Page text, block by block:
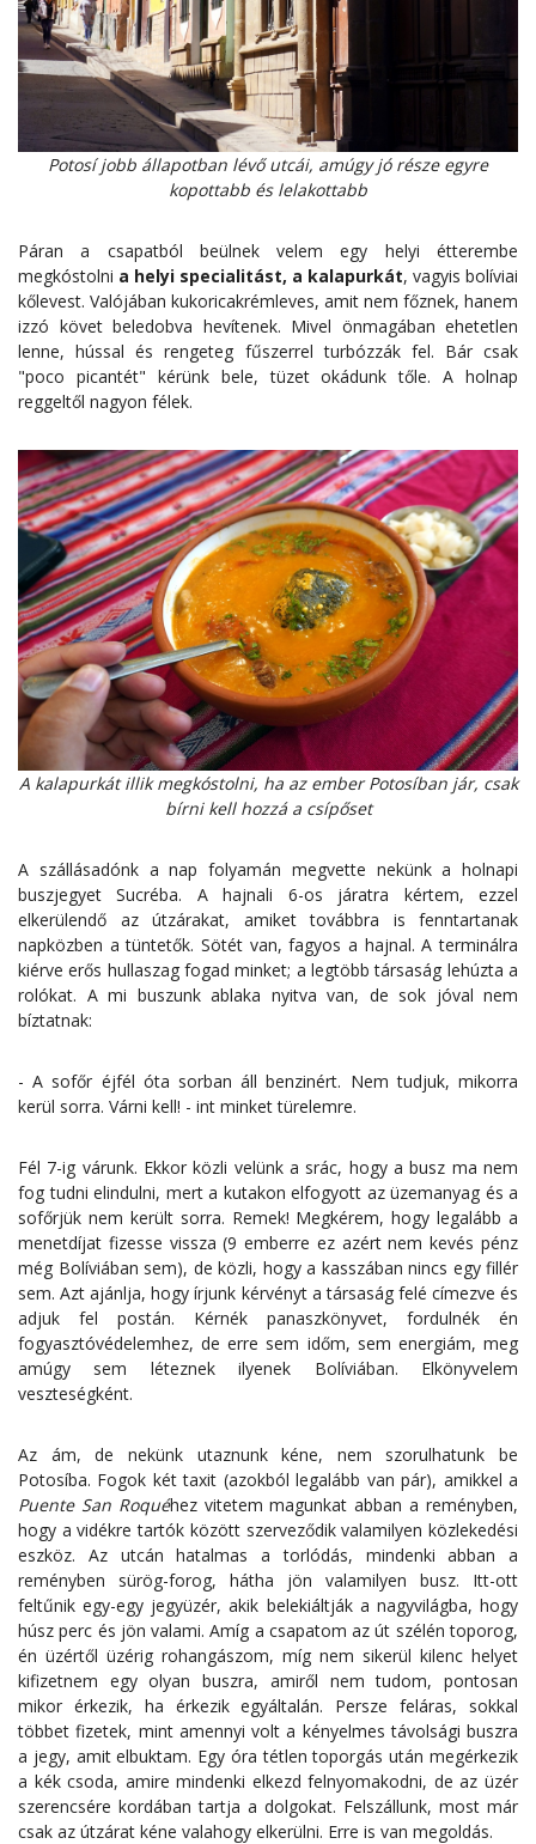
Potosí jobb állapotban lévő utcái, amúgy jó része egyre
kopottabb és lelakottabb
Páran a csapatból beülnek velem egy helyi étterembe
megkóstolni a helyi specialitást, a kalapurkát, vagyis bolíviai
kőlevest. Valójában kukoricakrémleves, amit nem főznek, hanem
izzó követ beledobva hevítenek. Mivel önmagában ehetetlen
lenne, hússal és rengeteg fűszerrel turbózzák fel. Bár csak
"poco picantét" kérünk bele, tüzet okádunk tőle. A holnap
reggeltől nagyon félek.
A kalapurkát illik megkóstolni, ha az ember Potosíban jár, csak
bírni kell hozzá a csípőset
A szállásadónk a nap folyamán megvette nekünk a holnapi
buszjegyet Sucréba. A hajnali 6-os járatra kértem, ezzel
elkerülendő az útzárakat, amiket továbbra is fenntartanak
napközben a tüntetők. Sötét van, fagyos a hajnal. A terminálra
kiérve erős hullaszag fogad minket; a legtöbb társaság lehúzta a
rolókat. A mi buszunk ablaka nyitva van, de sok jóval nem
bíztatnak:
- A sofőr éjfél óta sorban áll benzinért. Nem tudjuk, mikorra
kerül sorra. Várni kell! - int minket türelemre.
Fél 7-ig várunk. Ekkor közli velünk a srác, hogy a busz ma nem
fog tudni elindulni, mert a kutakon elfogyott az üzemanyag és a
sofőrjük nem került sorra. Remek! Megkérem, hogy legalább a
menetdíjat fizesse vissza (9 emberre ez azért nem kevés pénz
még Bolíviában sem), de közli, hogy a kasszában nincs egy fillér
sem. Azt ajánlja, hogy írjunk kérvényt a társaság felé címezve és
adjuk fel postán. Kérnék panaszkönyvet, fordulnék én
fogyasztóvédelemhez, de erre sem időm, sem energiám, meg
amúgy sem léteznek ilyenek Bolíviában. Elkönyvelem
veszteségként.
Az ám, de nekünk utaznunk kéne, nem szorulhatunk be
Potosíba. Fogok két taxit (azokból legalább van pár), amikkel a
Puente San Roquéhez vitetem magunkat abban a reményben,
hogy a vidékre tartók között szerveződik valamilyen közlekedési
eszköz. Az utcán hatalmas a torlódás, mindenki abban a
reményben sürög-forog, hátha jön valamilyen busz. Itt-ott
feltűnik egy-egy jegyüzér, akik belekiáltják a nagyvilágba, hogy
húsz perc és jön valami. Amíg a csapatom az út szélén toporog,
én üzértől üzérig rohangászom, míg nem sikerül kilenc helyet
kifizetnem egy olyan buszra, amiről nem tudom, pontosan
mikor érkezik, ha érkezik egyáltalán. Persze feláras, sokkal
többet fizetek, mint amennyi volt a kényelmes távolsági buszra
a jegy, amit elbuktam. Egy óra tétlen toporgás után megérkezik
a kék csoda, amire mindenki elkezd felnyomakodni, de az üzér
szerencsére kordában tartja a dolgokat. Felszállunk, most már
csak az útzárat kéne valahogy elkerülni. Erre is van megoldás.